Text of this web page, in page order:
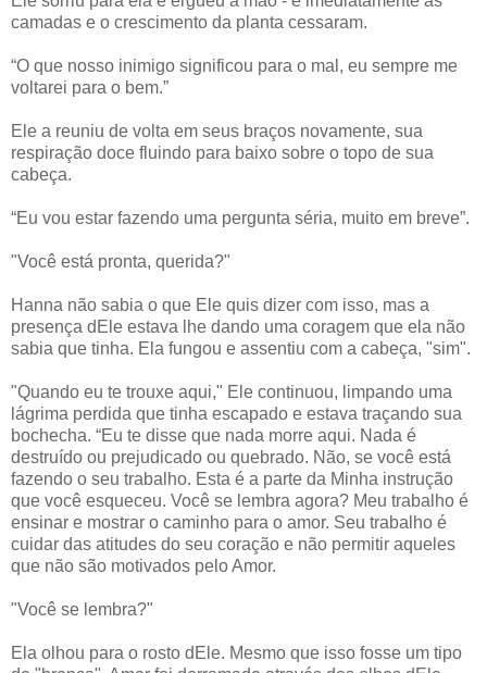
camadas e o crescimento da planta cessaram.
“O que nosso inimigo significou para o mal, eu sempre me
voltarei para o bem.”
Ele a reuniu de volta em seus braços novamente, sua
respiração doce fluindo para baixo sobre o topo de sua
cabeça.
“Eu vou estar fazendo uma pergunta séria, muito em breve”.
"Você está pronta, querida?"
Hanna não sabia o que Ele quis dizer com isso, mas a
presença dEle estava lhe dando uma coragem que ela não
sabia que tinha. Ela fungou e assentiu com a cabeça, "sim".
"Quando eu te trouxe aqui," Ele continuou, limpando uma
lágrima perdida que tinha escapado e estava traçando sua
bochecha. “Eu te disse que nada morre aqui. Nada é
destruído ou prejudicado ou quebrado. Não, se você está
fazendo o seu trabalho. Esta é a parte da Minha instrução
que você esqueceu. Você se lembra agora? Meu trabalho é
ensinar e mostrar o caminho para o amor. Seu trabalho é
cuidar das atitudes do seu coração e não permitir aqueles
que não são motivados pelo Amor.
"Você se lembra?"
Ela olhou para o rosto dEle. Mesmo que isso fosse um tipo